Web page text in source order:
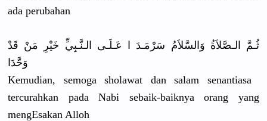
ada perubahan
ثُـمَّ الـصَّلاَة ُ وَالسَّلاَمُ سَرْمَـدَ ا عَـلَـى الـنَّـبِي ِّ خَيْرِ مَنْ قَدْ
وَحَّدَا
Kemudian, semoga sholawat dan salam senantiasa
tercurahkan pada Nabi sebaik-baiknya orang yang
mengEsakan Alloh